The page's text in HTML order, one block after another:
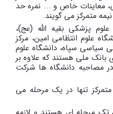
معاینات خاص و ... نمره حد
متمرکز می گویند.
پزشکی بقیه الله (عج)،
علوم انتظامی امین، مرکز
سیاسی سپاه، دانشگاه علوم
بانک ملی هستند که علاوه بر
در مصاحبه دانشگاه ها شرکت
تنها در یک مرحله می